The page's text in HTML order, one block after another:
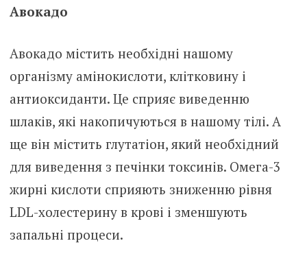
Авокадо
Авокадо містить необхідні нашому
організму амінокислоти, клітковину і
антиоксиданти. Це сприяє виведенню
шлаків, які накопичуються в нашому тілі. А
ще він містить глутатіон, який необхідний
для виведення з печінки токсинів. Омега-3
жирні кислоти сприяють зниженню рівня
LDL-холестерину в крові і зменшують
запальні процеси.